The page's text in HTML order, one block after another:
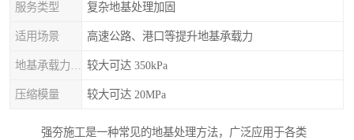
服务类型 复杂地基处理加固
适用场景 高速公路、港口等提升地基承载力
较大可达 350kPa
压缩模量 较大可达 20MPa
强夯施工是一种常见的地基处理方法，广泛应用于各类